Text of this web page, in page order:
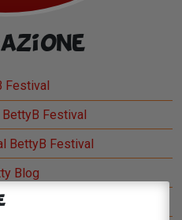
Festival
Festival
BettyB Festival
Blog
B Festival